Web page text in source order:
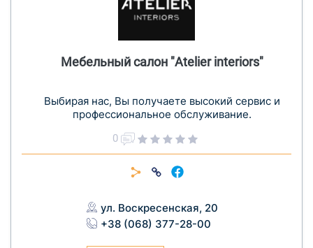
Мебельный салон "Atelier interiors"
Выбирая нас, Вы получаете высокий сервис и
профессиональное обслуживание.
0
ул. Воскресенская, 20
+38 (068) 377-28-00